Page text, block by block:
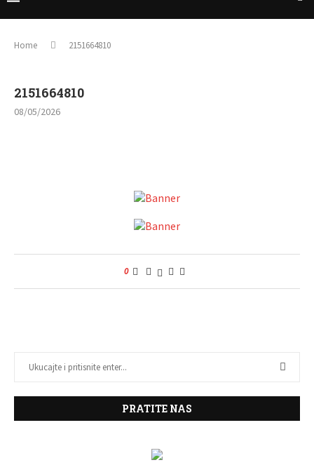
Home 2151664810
2151664810
08/05/2026
0
PRATITE NAS